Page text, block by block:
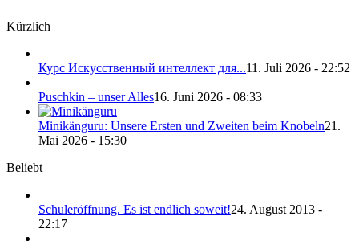
Kürzlich
Курс Искусственный интеллект для...11. Juli 2026 - 22:52
Puschkin – unser Alles16. Juni 2026 - 08:33
Minikänguru: Unsere Ersten und Zweiten beim Knobeln21.
Mai 2026 - 15:30
Beliebt
Schuleröffnung. Es ist endlich soweit!24. August 2013 -
22:17